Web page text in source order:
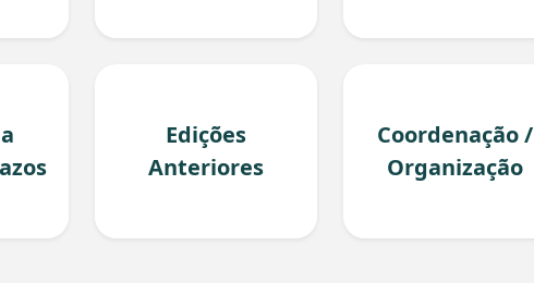
Edições
Anteriores
Coordenação /
Organização